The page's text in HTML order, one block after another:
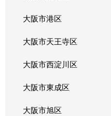
大阪市港区
大阪市天王寺区
大阪市西淀川区
大阪市東成区
大阪市旭区